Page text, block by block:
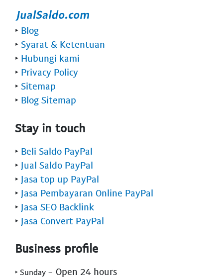
‣ Blog
‣ Syarat & Ketentuan
‣ Hubungi kami
‣ Privacy Policy
‣ Sitemap
‣ Blog Sitemap
Stay in touch
‣ Beli Saldo PayPal
‣ Jual Saldo PayPal
‣ Jasa top up PayPal
‣ Jasa Pembayaran Online PayPal
‣ Jasa SEO Backlink
‣ Jasa Convert PayPal
Business profile
‣ Sunday - Open 24 hours